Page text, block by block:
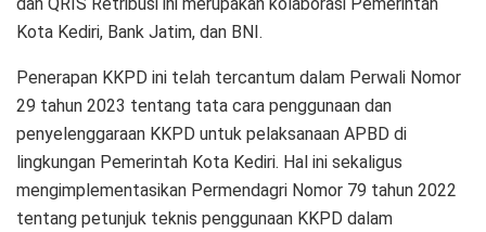
Kota Kediri, Bank Jatim, dan BNI.
Penerapan KKPD ini telah tercantum dalam Perwali Nomor
29 tahun 2023 tentang tata cara penggunaan dan
penyelenggaraan KKPD untuk pelaksanaan APBD di
lingkungan Pemerintah Kota Kediri. Hal ini sekaligus
mengimplementasikan Permendagri Nomor 79 tahun 2022
tentang petunjuk teknis penggunaan KKPD dalam